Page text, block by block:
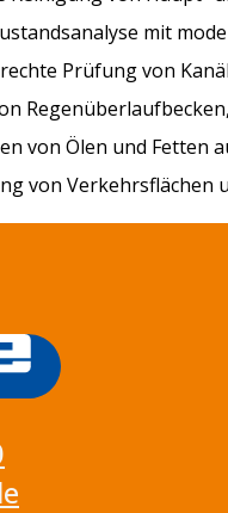
mit
Prüfung von
von Ölen und Fetten
von Verkehrsflächen